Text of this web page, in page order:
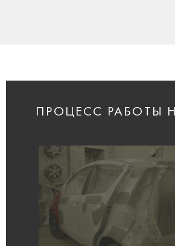
ПРОЦЕСС РАБОТЫ